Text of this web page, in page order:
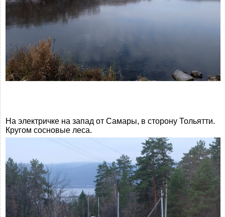
На электричке на запад от Самары, в сторону Тольятти.
Кругом сосновые леса.